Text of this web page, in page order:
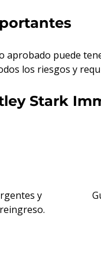
aprobado puede
los riesgos y
Stark
y